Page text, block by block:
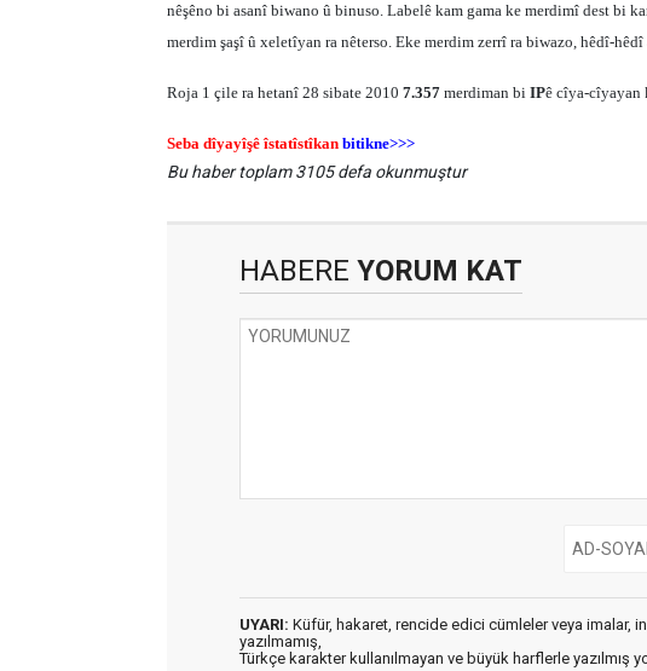
nêşêno bi asanî biwano û binuso. Labelê kam gama ke merdimî dest bi
merdim şaşî û xeletîyan ra nêterso. Eke merdim zerrî ra biwazo, hêdî-
Roja 1 çile ra hetanî 28 sibate 2010 7.357 merdiman bi IPê cîya-cîyayan
Seba dîyayîşê îstatîstîkan bitikne>>>
Bu haber toplam 3105 defa okunmuştur
HABERE YORUM KAT
UYARI: Küfür, hakaret, rencide edici cümleler veya imalar,
yazılmamış,
Türkçe karakter kullanılmayan ve büyük harflerle yazılmış